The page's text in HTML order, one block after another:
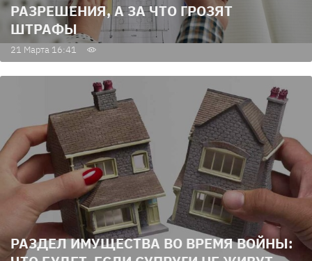
РАЗРЕШЕНИЯ, А ЗА ЧТО ГРОЗЯТ
ШТРАФЫ
21 Марта 16:41
РАЗДЕЛ ИМУЩЕСТВА ВО ВРЕМЯ ВОЙНЫ: